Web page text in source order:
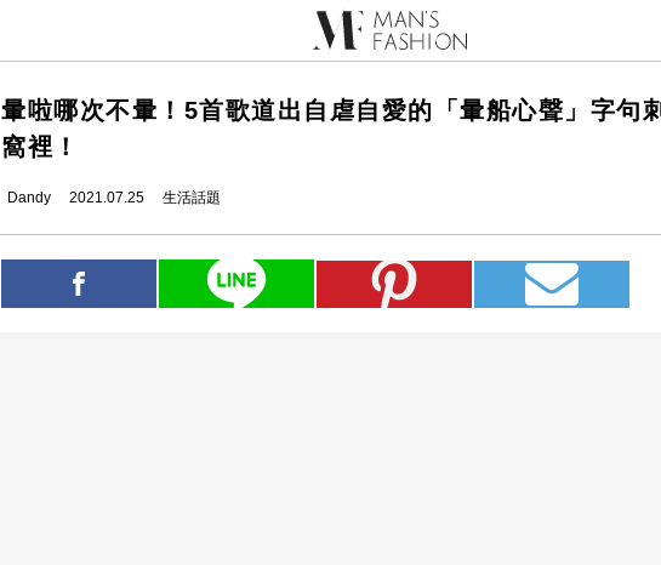
暈啦哪次不暈！5首歌道出自虐自愛的「暈船心聲」字句
窩裡！
Dandy 2021.07.25 生活話題